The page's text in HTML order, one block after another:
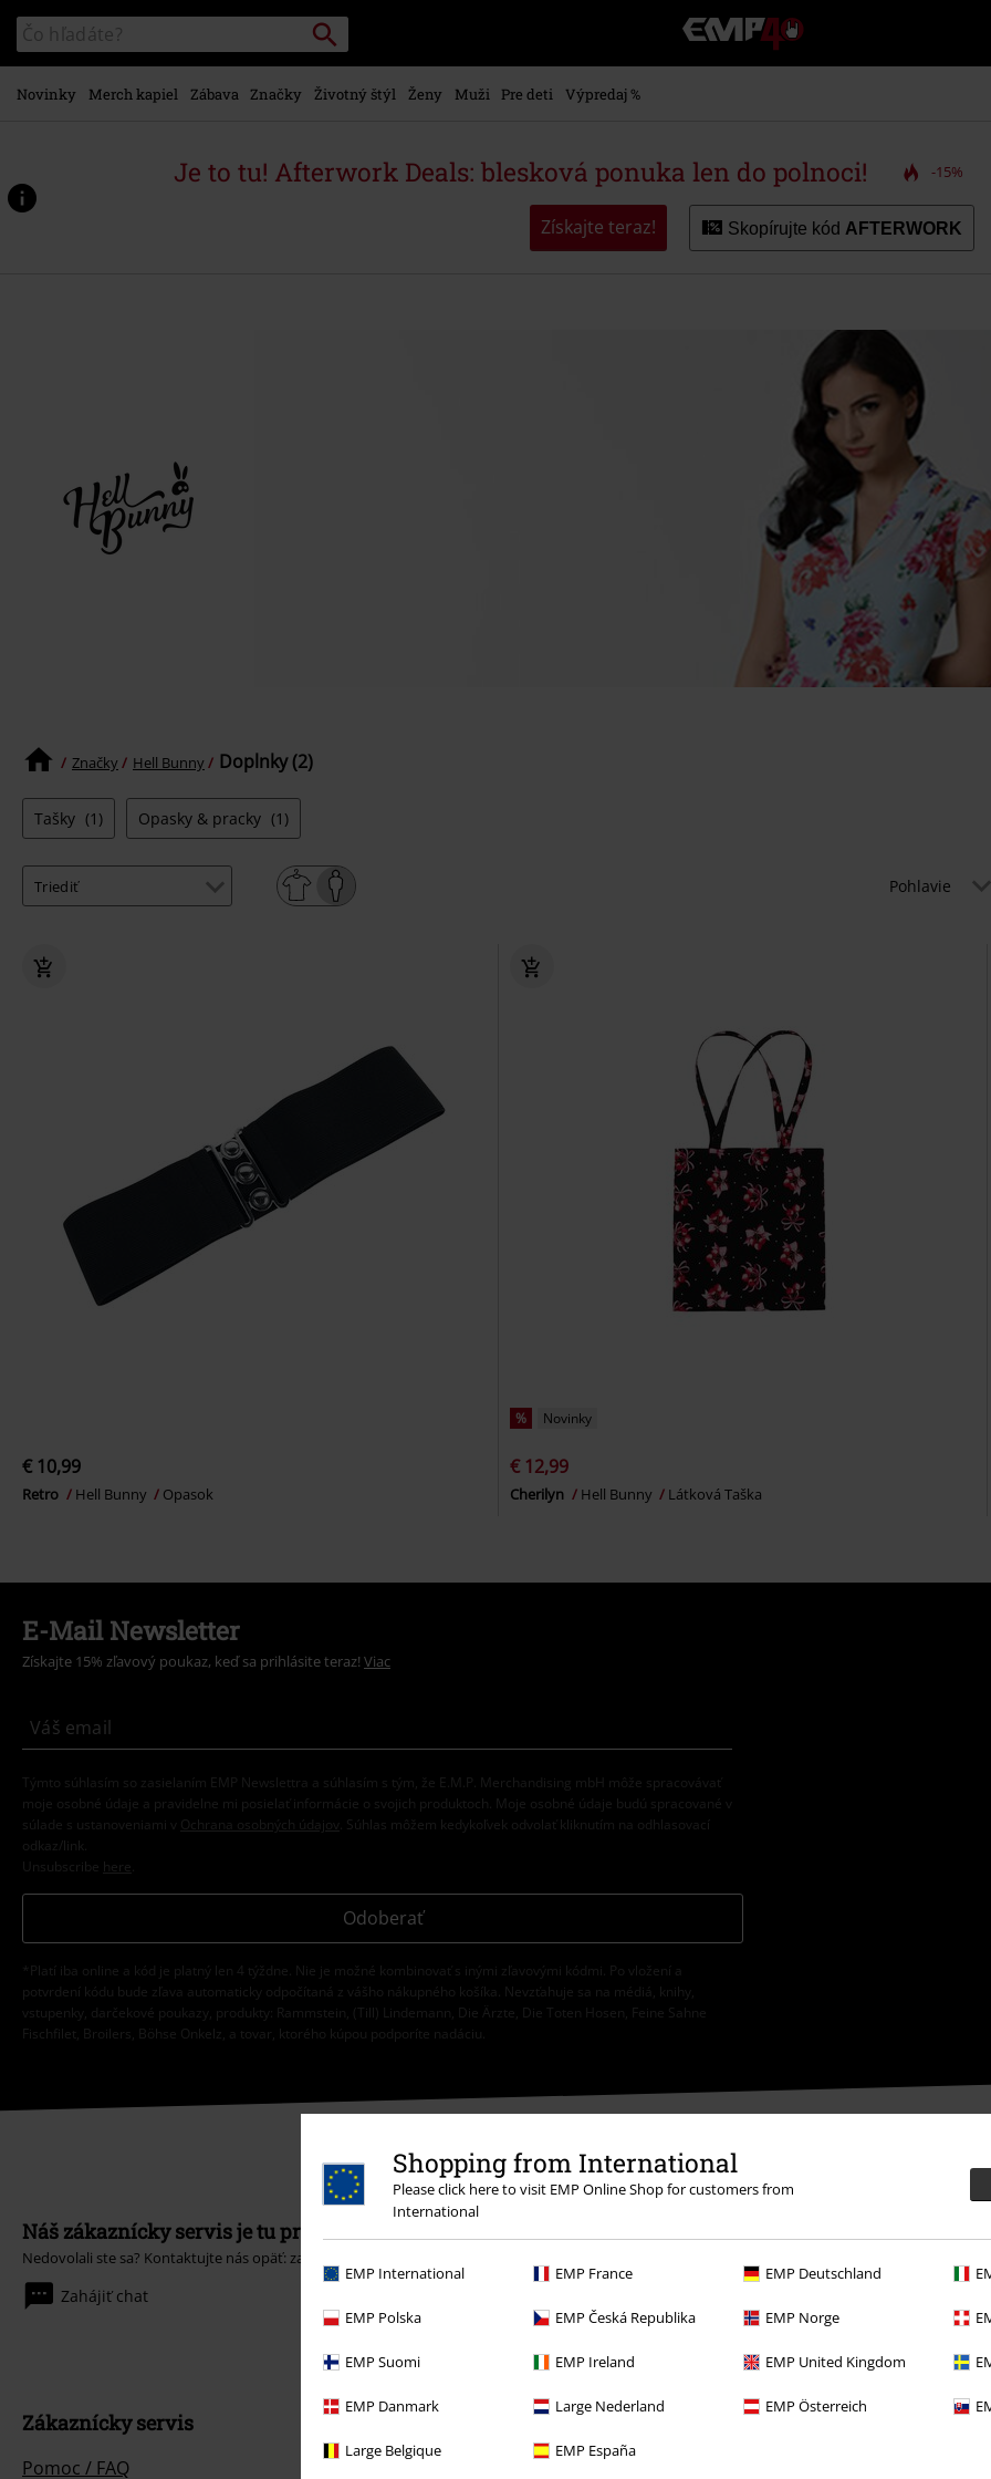
Shopping from International
Please click here to visit EMP Online Shop for customers from
International
EMP International EMP France EMP Deutschland
EMP Polska EMP Česká Republika EMP Norge
EMP Suomi EMP Ireland EMP United Kingdom
EMP Danmark Large Nederland EMP Österreich
Large Belgique EMP España
na
hlavný
obsah
Katalóg
vyhľadávania
Vyhľadávanie
EMP
-
Hudba,
Merch
hráčov,
Alternatívna
Novinky Merch kapiel Zábava Značky Životný štýl Ženy Muži Pre deti Výpredaj %
Je to tu! Afterwork Deals: blesková ponuka len do polnoci! -15%
Získajte teraz! Skopírujte kód AFTERWORK
Značky Hell Bunny Doplnky (2)
Tašky (1) Opasky & pracky (1)
Pohlavie
€ 10,99
Retro Hell Bunny Opasok
% Novinky
€ 12,99
Cherilyn Hell Bunny Látková Taška
E-Mail Newsletter
Získajte 15% zľavový poukaz, keď sa prihlásite teraz! Viac
Týmto súhlasím so zasielaním EMP Newslettra a súhlasím s tým, že E.M.P. Merchandising mbH môže spracovávať
moje osobné údaje a pravidelne mi posielať informácie o svojich produktoch. Moje osobné údaje budú spracované v
súlade s ustanoveniami v
Ochrana osobných údajov
. Súhlas môžem kedykoľvek odvolať kliknutím na odhlasovací
odkaz/link.
Unsubscribe here
Odoberať
*Platí iba online a kód je platný len 4 týždne. Nie je možné kombinovať s inými zľavovými kódmi. Po vložení a
potvrdení kódu bude zľava automaticky odpočítaná z vášho nákupného košíka. Nevzťahuje sa na médiá, knihy,
vstupenky, darčekové poukazy, produkty: Rammstein, (Till) Lindemann, Die Ärzte, Die Toten Hosen, Feine Sahne
Fischfilet, Broilers, Böhse Onkelz, a tovar, ktorého kúpou podporíte nadáciu.
Náš zákaznícky servis je tu pre vás
Nedovolali ste sa? Kontaktujte nás opäť: zajtra od 09:00 do 17:00.
Zahájiť chat
Zákaznícky servis
Pomoc / FAQ
Ponuky pre vás